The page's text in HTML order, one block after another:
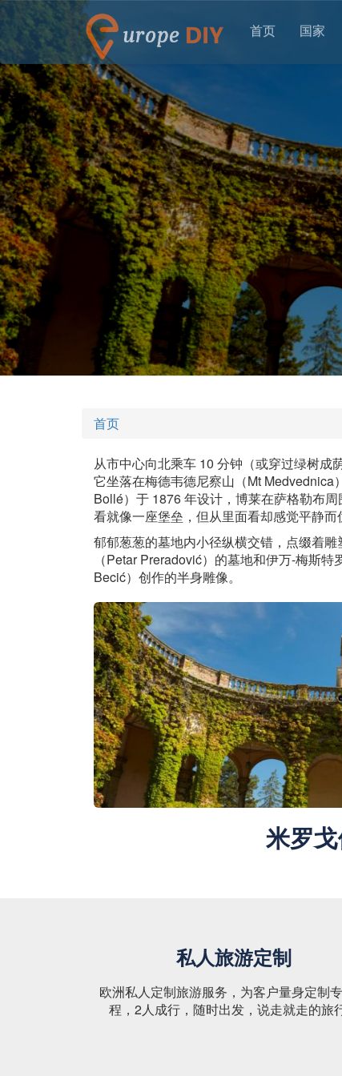
首页 国家
首页
从市中心向北乘车 10 分钟（或穿过绿树成
它坐落在梅德韦德尼察山（Mt
Bollé）于 1876 年设计，博莱在萨格勒布
看就像一座堡垒，但从里面看却感觉平静而
郁郁葱葱的墓地内小径纵横交错，点缀着
（Petar Preradović）的墓地和伊万-梅斯
Becić）创作的半身雕像。
米罗
私人旅游定制
欧洲私人定制旅游服务，为客户量身定制
程，2人成行，随时出发，说走就走的旅行